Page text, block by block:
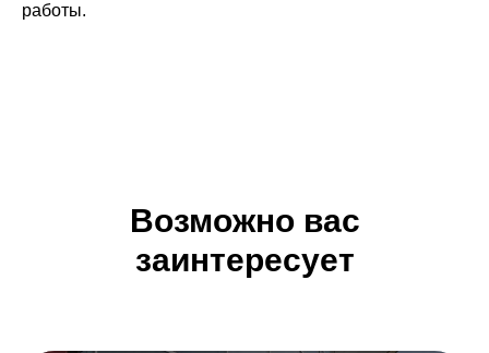
работы.
Возможно вас
заинтересует